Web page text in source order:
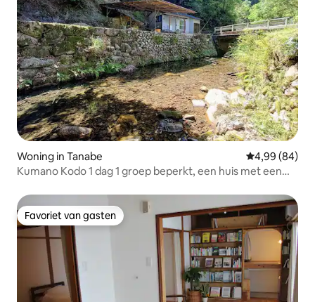
Woning in Tanabe Gemiddelde
4,99 (84)
Kumano Kodo 1 dag 1 groep beperkt, een huis met een
Favoriet van gasten
Favoriet van gasten